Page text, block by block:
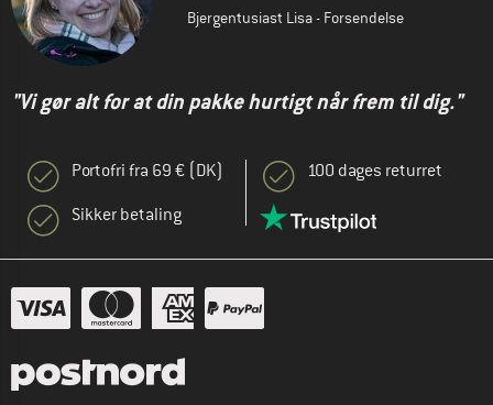
Bjergentusiast Lisa - Forsendelse
"Vi gør alt for at din pakke hurtigt når frem til dig."
Portofri fra 69 € (DK)
Sikker betaling
100 dages returret